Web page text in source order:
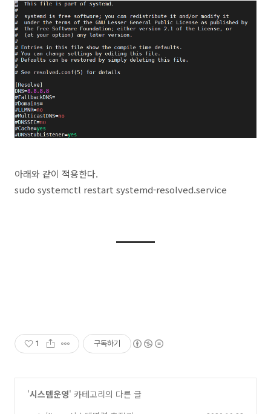
아래와 같이 적용한다.
sudo systemctl restart systemd-resolved.service
1 구독하기
'시스템운영' 카테고리의 다른 글